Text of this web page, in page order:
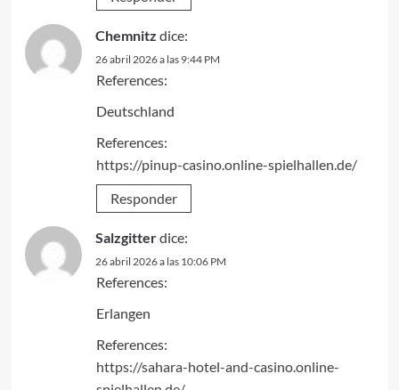
Chemnitz dice:
26 abril 2026 a las 9:44 PM
References:
Deutschland
References:
https://pinup-casino.online-spielhallen.de/
Responder
Salzgitterdice:
26 abril 2026 a las 10:06 PM
References:
Erlangen
References:
https://sahara-hotel-and-casino.online-